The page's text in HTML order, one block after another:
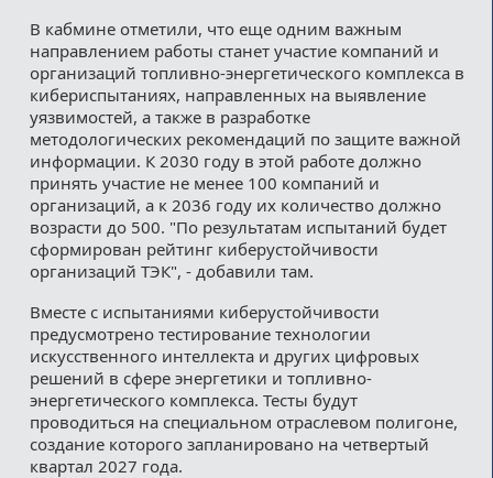
В кабмине отметили, что еще одним важным
направлением работы станет участие компаний и
организаций топливно-энергетического комплекса в
кибериспытаниях, направленных на выявление
уязвимостей, а также в разработке
методологических рекомендаций по защите важной
информации. К 2030 году в этой работе должно
принять участие не менее 100 компаний и
организаций, а к 2036 году их количество должно
возрасти до 500. "По результатам испытаний будет
сформирован рейтинг киберустойчивости
организаций ТЭК", - добавили там.
Вместе с испытаниями киберустойчивости
предусмотрено тестирование технологии
искусственного интеллекта и других цифровых
решений в сфере энергетики и топливно-
энергетического комплекса. Тесты будут
проводиться на специальном отраслевом полигоне,
создание которого запланировано на четвертый
квартал 2027 года.